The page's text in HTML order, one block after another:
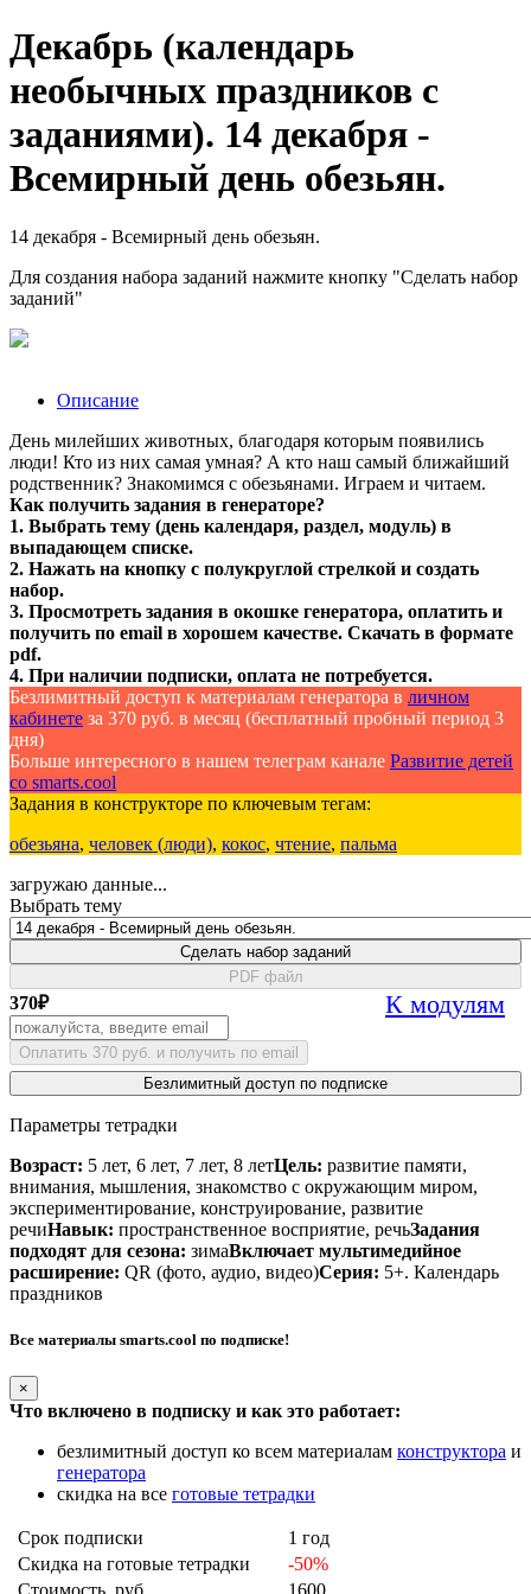
Декабрь (календарь
необычных праздников с
заданиями). 14 декабря -
Всемирный день обезьян.
14 декабря - Всемирный день обезьян.
Для создания набора заданий нажмите кнопку "Сделать набор
заданий"
Описание
День милейших животных, благодаря которым появились
люди! Кто из них самая умная? А кто наш самый ближайший
родственник? Знакомимся с обезьянами. Играем и читаем.
Как получить задания в генераторе?
1. Выбрать тему (день календаря, раздел, модуль) в
выпадающем списке.
2. Нажать на кнопку с полукруглой стрелкой и создать
набор.
3. Просмотреть задания в окошке генератора, оплатить и
получить по email в хорошем качестве. Скачать в формате
pdf.
4. При наличии подписки, оплата не потребуется.
Безлимитный доступ к материалам генератора в личном
кабинете за 370 руб. в месяц (бесплатный пробный период 3
дня)
Больше интересного в нашем телеграм канале Развитие детей
со smarts.cool
Задания в конструкторе по ключевым тегам:
обезьяна, человек (люди), кокос, чтение, пальма
загружаю данные...
Выбрать тему
Сделать набор заданий
PDF файл
370₽ К модулям
Оплатить 370 руб. и получить по email
Безлимитный доступ по подписке
Параметры тетрадки
Возраст: 5 лет, 6 лет, 7 лет, 8 летЦель: развитие памяти,
внимания, мышления, знакомство с окружающим миром,
экспериментирование, конструирование, развитие
речиНавык: пространственное восприятие, речьЗадания
подходят для сезона: зимаВключает мультимедийное
расширение: QR (фото, аудио, видео)Серия: 5+. Календарь
праздников
Все материалы smarts.cool по подписке!
×
Что включено в подписку и как это работает:
безлимитный доступ ко всем материалам конструктора и
генератора
скидка на все готовые тетрадки
Срок подписки
1 год
Скидка на готовые тетрадки
-50%